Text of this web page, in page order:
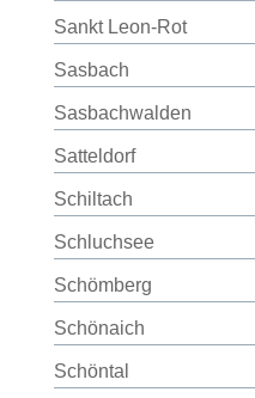
Sankt Leon-Rot
Sasbach
Sasbachwalden
Satteldorf
Schiltach
Schluchsee
Schömberg
Schönaich
Schöntal